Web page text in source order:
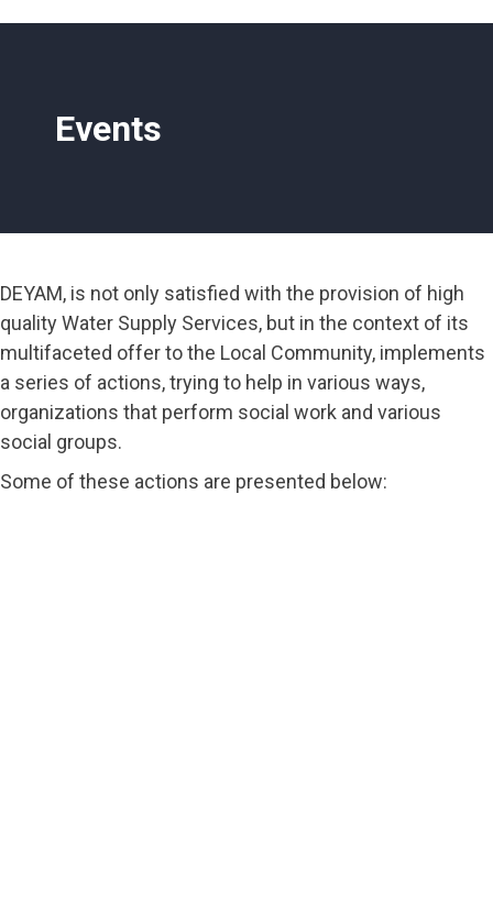
Events
DEYAM, is not only satisfied with the provision of high
quality Water Supply Services, but in the context of its
multifaceted offer to the Local Community, implements
a series of actions, trying to help in various ways,
organizations that perform social work and various
social groups.
Some of these actions are presented below: